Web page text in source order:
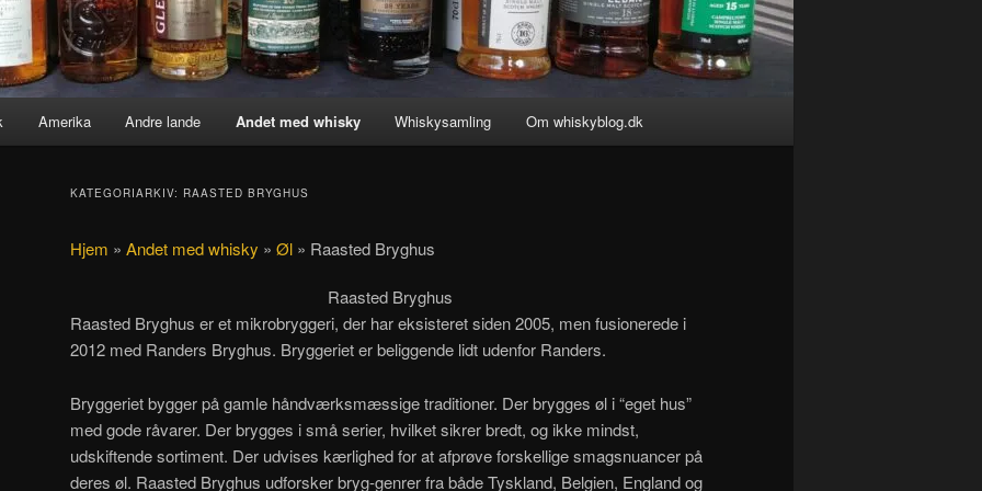
Amerika Andre lande Andet med whisky Whiskysamling Om whiskyblog.dk
KATEGORIARKIV: RAASTED BRYGHUS
Hjem » Andet med whisky » Øl » Raasted Bryghus
Raasted Bryghus
Raasted Bryghus er et mikrobryggeri, der har eksisteret siden 2005, men fusionerede i
2012 med Randers Bryghus. Bryggeriet er beliggende lidt udenfor Randers.
Bryggeriet bygger på gamle håndværksmæssige traditioner. Der brygges øl i “eget hus”
med gode råvarer. Der brygges i små serier, hvilket sikrer bredt, og ikke mindst,
udskiftende sortiment. Der udvises kærlighed for at afprøve forskellige smagsnuancer på
deres øl. Raasted Bryghus udforsker bryg-genrer fra både Tyskland, Belgien, England og